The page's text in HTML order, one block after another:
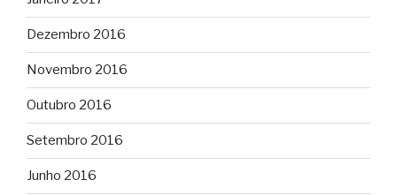
Dezembro 2016
Novembro 2016
Outubro 2016
Setembro 2016
Junho 2016